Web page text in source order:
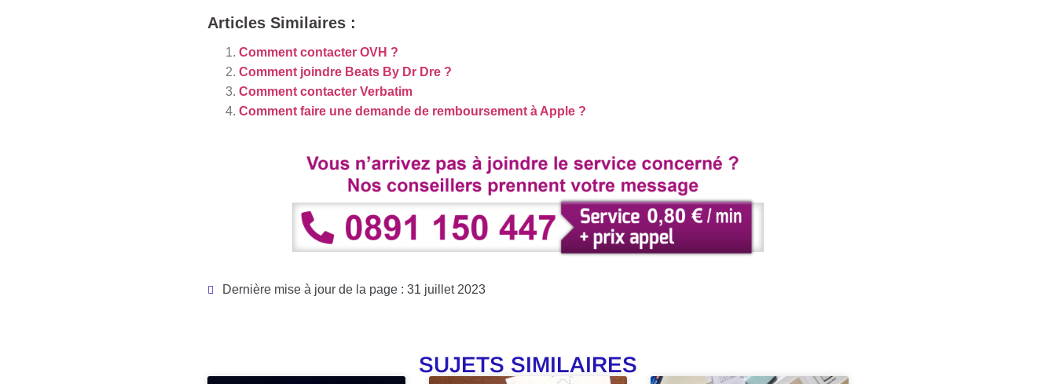
Articles Similaires :
Comment contacter OVH ?
Comment joindre Beats By Dr Dre ?
Comment contacter Verbatim
Comment faire une demande de remboursement à Apple ?
Dernière mise à jour de la page : 31 juillet 2023
SUJETS SIMILAIRES